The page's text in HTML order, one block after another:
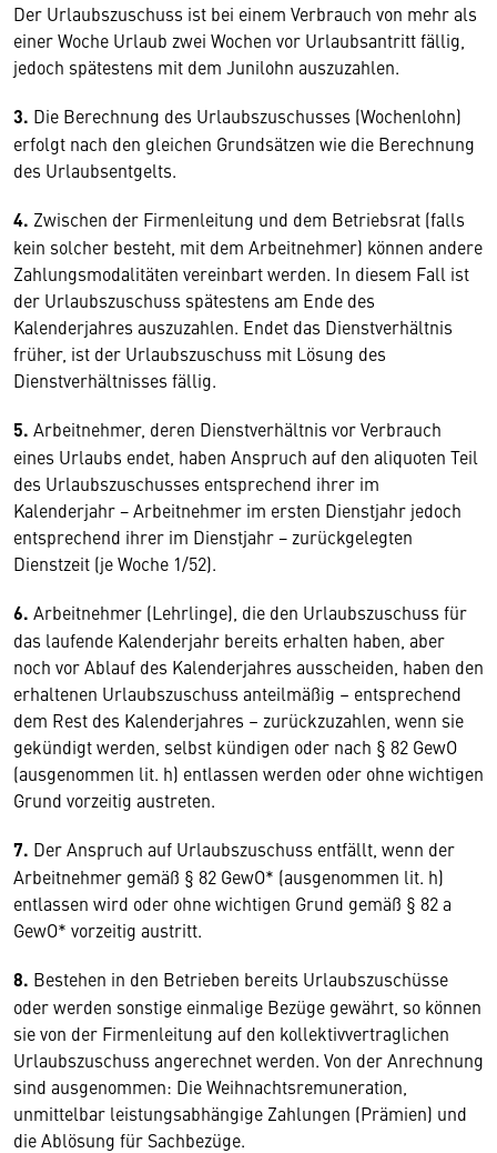
Der Urlaubszuschuss ist bei einem Verbrauch von mehr als
einer Woche Urlaub zwei Wochen vor Urlaubsantritt fällig,
jedoch spätestens mit dem Junilohn auszuzahlen.
3. Die Berechnung des Urlaubszuschusses (Wochenlohn)
erfolgt nach den gleichen Grundsätzen wie die Berechnung
des Urlaubsentgelts.
4. Zwischen der Firmenleitung und dem Betriebsrat (falls
kein solcher besteht, mit dem Arbeitnehmer) können andere
Zahlungsmodalitäten vereinbart werden. In diesem Fall ist
der Urlaubszuschuss spätestens am Ende des
Kalenderjahres auszuzahlen. Endet das Dienstverhältnis
früher, ist der Urlaubszuschuss mit Lösung des
Dienstverhältnisses fällig.
5. Arbeitnehmer, deren Dienstverhältnis vor Verbrauch
eines Urlaubs endet, haben Anspruch auf den aliquoten Teil
des Urlaubszuschusses entsprechend ihrer im
Kalenderjahr − Arbeitnehmer im ersten Dienstjahr jedoch
entsprechend ihrer im Dienstjahr − zurückgelegten
Dienstzeit (je Woche 1/52).
6. Arbeitnehmer (Lehrlinge), die den Urlaubszuschuss für
das laufende Kalenderjahr bereits erhalten haben, aber
noch vor Ablauf des Kalenderjahres ausscheiden, haben den
erhaltenen Urlaubszuschuss anteilmäßig – entsprechend
dem Rest des Kalenderjahres – zurückzuzahlen, wenn sie
gekündigt werden, selbst kündigen oder nach § 82 GewO
(ausgenommen lit. h) entlassen werden oder ohne wichtigen
Grund vorzeitig austreten.
7. Der Anspruch auf Urlaubszuschuss entfällt, wenn der
Arbeitnehmer gemäß § 82 GewO* (ausgenommen lit. h)
entlassen wird oder ohne wichtigen Grund gemäß § 82 a
GewO* vorzeitig austritt.
8. Bestehen in den Betrieben bereits Urlaubszuschüsse
oder werden sonstige einmalige Bezüge gewährt, so können
sie von der Firmenleitung auf den kollektivvertraglichen
Urlaubszuschuss angerechnet werden. Von der Anrechnung
sind ausgenommen: Die Weihnachtsremuneration,
unmittelbar leistungsabhängige Zahlungen (Prämien) und
die Ablösung für Sachbezüge.